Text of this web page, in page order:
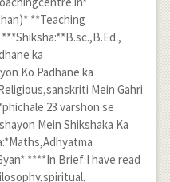
**Teaching
ka
Ko Padhane ka
Mein Gahri
23 varshon se
Mein Shikshaka Ka
****In Brief:I have read